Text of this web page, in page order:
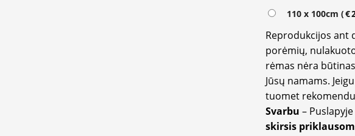
110 x 100cm (€
Reprodukcijos ant
porėmių,
rėmas nėra
Jūsų namams.
tuomet
Svarbu –
skirsis